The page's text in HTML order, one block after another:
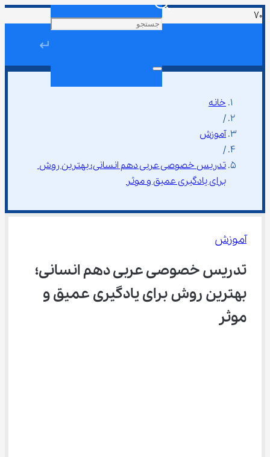
↵
خانه
/
آموزش
/
تدریس خصوصی عربی دهم انسانی؛ بهترین روش
برای یادگیری عمیق و موثر
آموزش
تدریس خصوصی عربی دهم انسانی؛
بهترین روش برای یادگیری عمیق و
موثر